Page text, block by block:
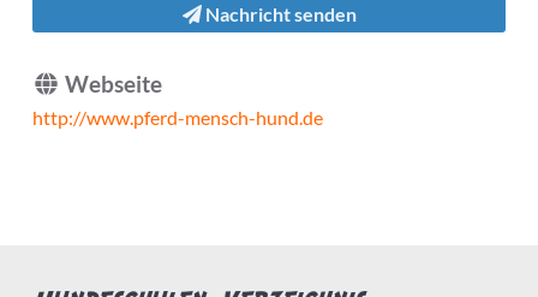
Nachricht senden
Webseite
http://www.pferd-mensch-hund.de